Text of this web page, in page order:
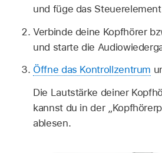
und füge das
Verbinde deine Kopfhörer
und starte die
Öffne das Kontrollzentrum
Die Lautstärke deiner
kannst du in der
ablesen.